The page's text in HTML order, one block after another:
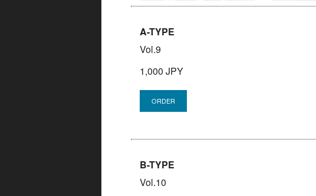
A-TYPE
Vol.9
1,000 JPY
B-TYPE
Vol.10